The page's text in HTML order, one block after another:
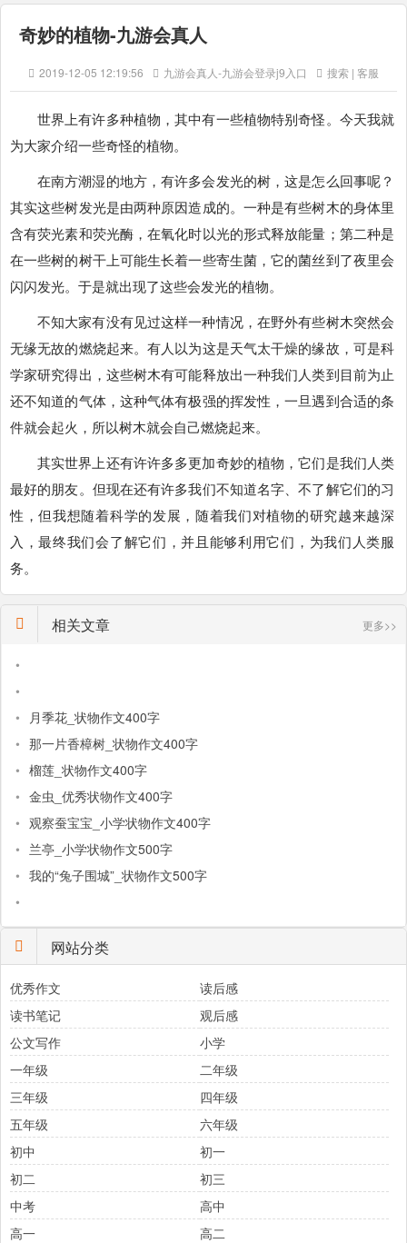
奇妙的植物-九游会真人
2019-12-05 12:19:56 九游会真人-九游会登录j9入口 搜索 | 客服
世界上有许多种植物，其中有一些植物特别奇怪。今天我就
为大家介绍一些奇怪的植物。
在南方潮湿的地方，有许多会发光的树，这是怎么回事呢？
其实这些树发光是由两种原因造成的。一种是有些树木的身体里
含有荧光素和荧光酶，在氧化时以光的形式释放能量；第二种是
在一些树的树干上可能生长着一些寄生菌，它的菌丝到了夜里会
闪闪发光。于是就出现了这些会发光的植物。
不知大家有没有见过这样一种情况，在野外有些树木突然会
无缘无故的燃烧起来。有人以为这是天气太干燥的缘故，可是科
学家研究得出，这些树木有可能释放出一种我们人类到目前为止
还不知道的气体，这种气体有极强的挥发性，一旦遇到合适的条
件就会起火，所以树木就会自己燃烧起来。
其实世界上还有许许多多更加奇妙的植物，它们是我们人类
最好的朋友。但现在还有许多我们不知道名字、不了解它们的习
性，但我想随着科学的发展，随着我们对植物的研究越来越深
入，最终我们会了解它们，并且能够利用它们，为我们人类服
务。
相关文章 更多>>
•
•
•
月季花_状物作文400字
• 那一片香樟树_状物作文400字
• 榴莲_状物作文400字
• 金虫_优秀状物作文400字
• 观察蚕宝宝_小学状物作文400字
• 兰亭_小学状物作文500字
• 我的“兔子围城”_状物作文500字
•
网站分类
优秀作文
读后感
读书笔记
观后感
公文写作
小学
一年级
二年级
三年级
四年级
五年级
六年级
初中
初一
初二
初三
中考
高中
高一
高二